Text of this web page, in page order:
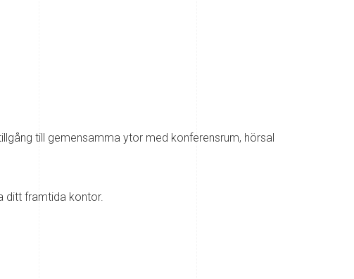
till gemensamma ytor med konferensrum, hörsal
ditt framtida kontor.